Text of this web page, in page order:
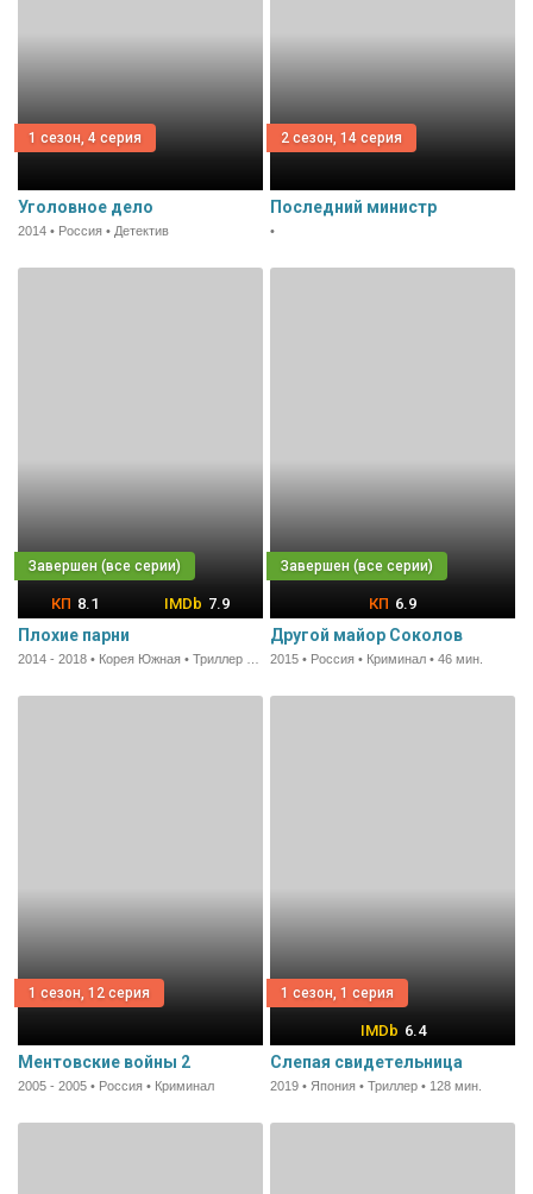
1 сезон, 4 серия
Уголовное дело
2014 • Россия • Детектив
2 сезон, 14 серия
Последний министр
•
8.1 7.9
Плохие парни
6.9
Другой майор Соколов
2015 • Россия • Криминал • 46 мин.
1 сезон, 12 серия
Ментовские войны 2
2005 - 2005 • Россия • Криминал
1 сезон, 1 серия
6.4
Слепая свидетельница
2019 • Япония • Триллер • 128 мин.